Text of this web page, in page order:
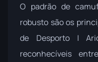
O padrão de
robusto são os
de Desporto |
reconhecíveis